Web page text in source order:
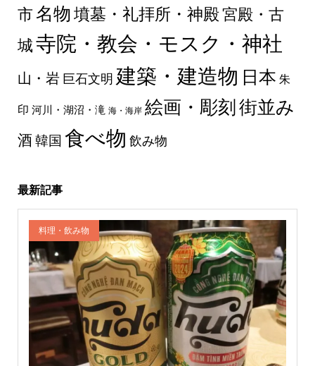
市 名物 墳墓・礼拝所・神殿宮殿・古
城 寺院・教会・モスク・神社
山・岩 巨石文明 建築・建造物 日本 朱
印 河川・湖沼・滝 海・海岸 絵画・彫刻 街並み
酒韓国 食べ物 飲み物
最新記事
料理・飲み物